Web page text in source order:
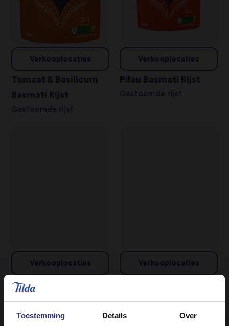
Toestemming Details Over
Verkooplocaties
Tomaat & Basilicum
Basmati Rijst
Gestoomde rijst
Verkooplocaties
Pilau Basmati Rijst
Gestoomde rijst
Verkooplocaties
Jasmijn Rijst
Verkooplocaties